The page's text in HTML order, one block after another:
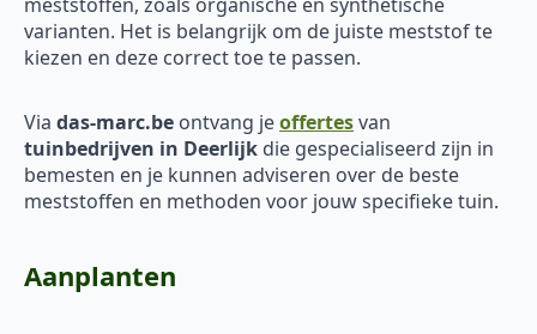
varianten. Het is belangrijk om de juiste meststof te
kiezen en deze correct toe te passen.
Via das-marc.be ontvang jeoffertesvan
tuinbedrijven in Deerlijk die gespecialiseerd zijn in
bemesten en je kunnen adviseren over de beste
meststoffen en methoden voor jouw specifieke tuin.
Aanplanten